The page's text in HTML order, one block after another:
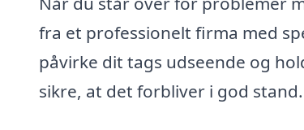
fra et professionelt firma med
påvirke dit tags udseende og
sikre, at det forbliver i god